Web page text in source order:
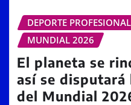
DEPORTE PROFESIONAL
MUNDIAL 2026
El planeta se
así se disputará
del Mundial